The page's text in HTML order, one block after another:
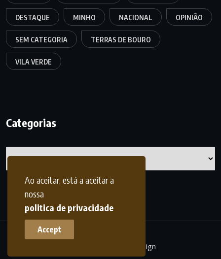
Ao aceitar, está a aceitar a
nossa
politica de privacidade
Accept
DESTAQUE MINHO NACIONAL OPINIÃO
SEM CATEGORIA TERRAS DE BOURO
VILA VERDE
Categorias
frdesign